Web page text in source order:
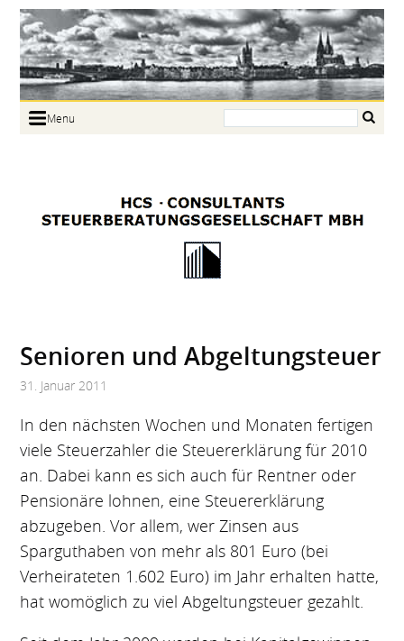
Menu
Links
Senioren und Abgeltungsteuer
31. Januar 2011
In den nächsten Wochen und Monaten fertigen
viele Steuerzahler die Steuererklärung für 2010
an. Dabei kann es sich auch für Rentner oder
Pensionäre lohnen, eine Steuererklärung
abzugeben. Vor allem, wer Zinsen aus
Sparguthaben von mehr als 801 Euro (bei
Verheirateten 1.602 Euro) im Jahr erhalten hatte,
hat womöglich zu viel Abgeltungsteuer gezahlt.